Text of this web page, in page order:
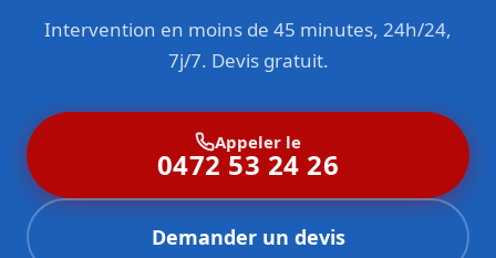
Intervention en moins de 45 minutes, 24h/24,
7j/7. Devis gratuit.
Appeler le
0472 53 24 26
Demander un devis